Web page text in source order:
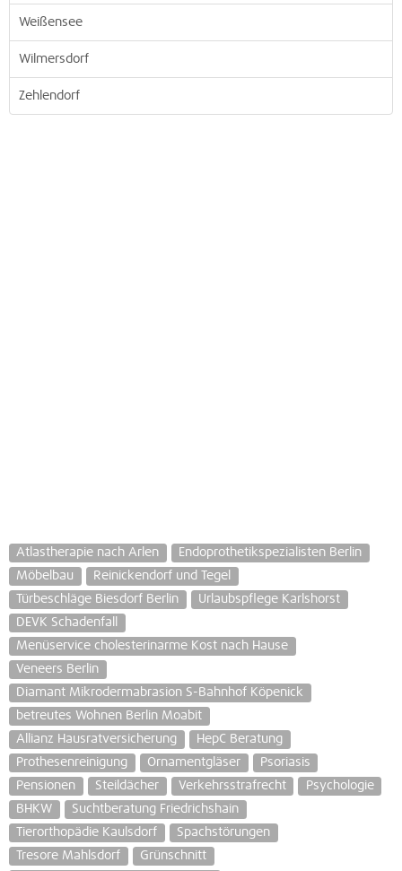
Weißensee
Wilmersdorf
Zehlendorf
Atlastherapie nach Arlen
Endoprothetikspezialisten Berlin
Möbelbau
Reinickendorf und Tegel
Türbeschläge Biesdorf Berlin
Urlaubspflege Karlshorst
DEVK Schadenfall
Menüservice cholesterinarme Kost nach Hause
Veneers Berlin
Diamant Mikrodermabrasion S-Bahnhof Köpenick
betreutes Wohnen Berlin Moabit
Allianz Hausratversicherung
HepC Beratung
Prothesenreinigung
Ornamentgläser
Psoriasis
Pensionen
Steildächer Verkehrsstrafrecht
Psychologie
BHKW
Suchtberatung Friedrichshain
Tierorthopädie Kaulsdorf
Spachstörungen
Tresore Mahlsdorf
Grünschnitt